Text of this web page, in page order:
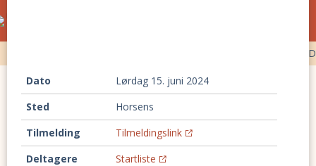
Dato
lørdag 15. juni 2024
Sted
Horsens
Tilmelding
Tilmeldingslink
Deltagere
Startliste